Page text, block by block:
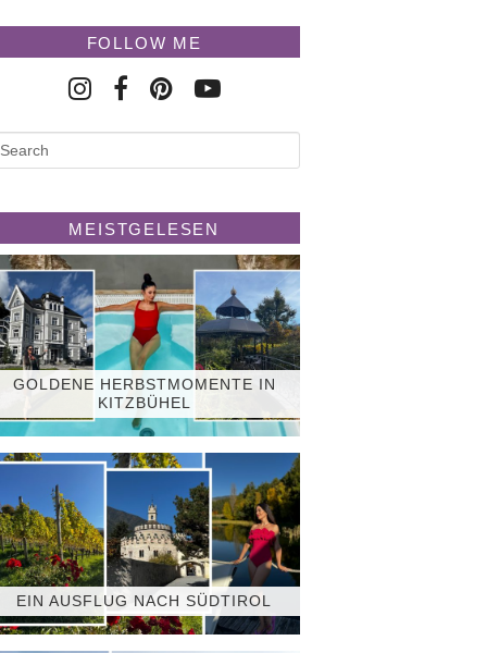
FOLLOW ME
MEISTGELESEN
GOLDENE HERBSTMOMENTE IN
KITZBÜHEL
EIN AUSFLUG NACH SÜDTIROL